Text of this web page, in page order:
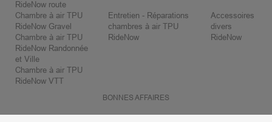
RideNow route
Chambre à air TPU
RideNow Gravel
Chambre à air TPU
RideNow Randonnée
et Ville
Chambre à air TPU
RideNow VTT
Entretien - Réparations
chambres à air TPU
RideNow
Accessoires
divers
RideNow
BONNES AFFAIRES